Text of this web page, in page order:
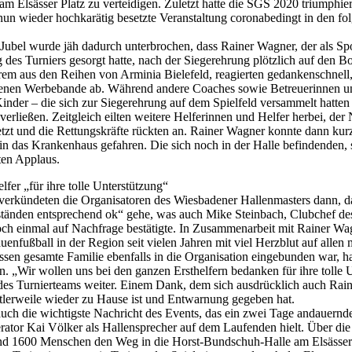
Elsässer Platz zu verteidigen. Zuletzt hatte die SGS 2020
wieder hochkarätig besetzte Veranstaltung coronabedingt in den
wurde jäh dadurch unterbrochen, dass Rainer Wagner, der als
des Turniers gesorgt hatte, nach der Siegerehrung plötzlich auf den
aus den Reihen von Arminia Bielefeld, reagierten
Werbebande ab. Während andere Coaches sowie Betreuerinnen
– die sich zur Siegerehrung auf dem Spielfeld versammelt
Zeitgleich eilten weitere Helferinnen und Helfer herbei, der
und die Rettungskräfte rückten an. Rainer Wagner konnte dann
das Krankenhaus gefahren. Die sich noch in der Halle befindenden,
Applaus.
„für ihre tolle Unterstützung“
die Organisatoren des Wiesbadener Hallenmasters dann,
entsprechend ok“ gehe, was auch Mike Steinbach, Clubchef
einmal auf Nachfrage bestätigte. In Zusammenarbeit mit Rainer
in der Region seit vielen Jahren mit viel Herzblut auf allen
gesamte Familie ebenfalls in die Organisation eingebunden war,
„Wir wollen uns bei den ganzen Ersthelfern bedanken für ihre tolle
Turnierteams weiter. Einem Dank, dem sich ausdrücklich auch
wieder zu Hause ist und Entwarnung gegeben hat.
die wichtigste Nachricht des Events, das ein zwei Tage
Kai Völker als Hallensprecher auf dem Laufenden hielt. Über
1600 Menschen den Weg in die Horst-Bundschuh-Halle am